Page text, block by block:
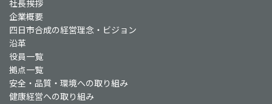
社長挨拶
企業概要
四日市合成の経営理念・ビジョン
沿革
役員一覧
拠点一覧
安全・品質・環境への取り組み
健康経営への取り組み